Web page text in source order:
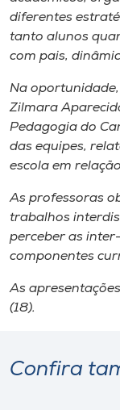
Selecione
o idioma
diferentes
tanto alunos
com pais,
Na
Zilmara
Pedagogia do
das equipes,
escola em
As professoras
trabalhos
perceber as
componentes
As
(18).
Confira